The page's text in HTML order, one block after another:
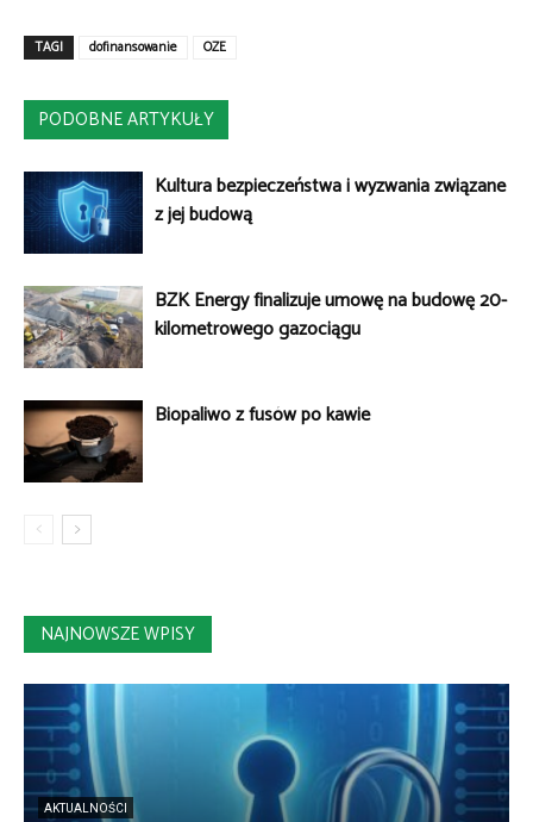
TAGI dofinansowanie OZE
PODOBNE ARTYKUŁY
Kultura bezpieczeństwa i wyzwania związane
z jej budową
BZK Energy finalizuje umowę na budowę 20-
kilometrowego gazociągu
Biopaliwo z fusów po kawie
NAJNOWSZE WPISY
AKTUALNOŚCI